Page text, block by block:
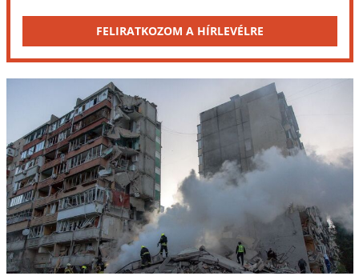
FELIRATKOZOM A HÍRLEVÉLRE